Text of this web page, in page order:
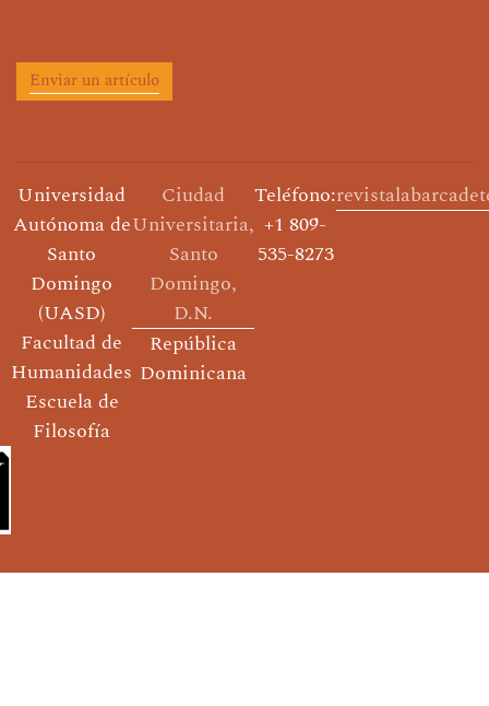
Enviar un artículo
Universidad
Autónoma de
Santo
Domingo
(UASD)
Facultad de
Humanidades
Escuela de
Filosofía
Ciudad
Universitaria,
Santo
Domingo,
D.N.
República
Dominicana
Teléfono:
+1 809-
535-8273